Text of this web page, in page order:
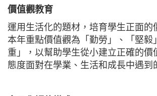
價值觀教育
運用生活化的題材，培育學生正面的
本年重點價值觀為「勤勞」、「堅毅
重」，以幫助學生從小建立正確的價
態度面對在學業、生活和成長中遇到